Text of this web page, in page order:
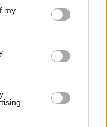
my
China Mall της